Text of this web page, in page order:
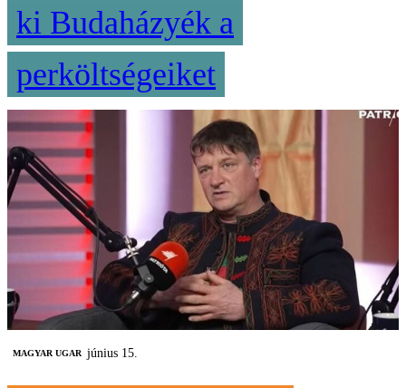
ki Budaházyék a
perköltségeiket
MAGYAR UGAR június 15.